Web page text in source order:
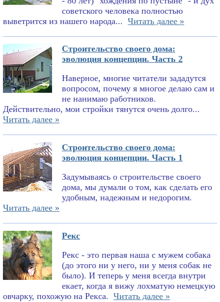
советского человека полностью
выветрится из нашего народа... Читать далее »
Строительство своего дома:
эволюция концепции. Часть 2
Наверное, многие читатели зададутся
вопросом, почему я многое делаю сам и
не нанимаю работников.
Действительно, мои стройки тянутся очень долго...
Читать далее »
Строительство своего дома:
эволюция концепции. Часть 1
Задумываясь о строительстве своего
дома, мы думали о том, как сделать его
удобным, надежным и недорогим.
Читать далее »
Рекс
Рекс - это первая наша с мужем собака
(до этого ни у него, ни у меня собак не
было). И теперь у меня всегда внутри
екает, когда я вижу лохматую немецкую
овчарку, похожую на Рекса. Читать далее »